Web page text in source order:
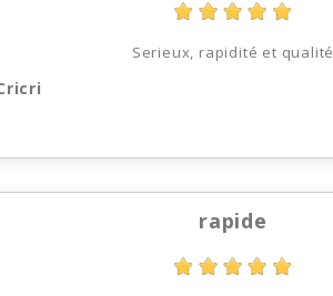
Serieux, rapidité et qualité
rapide